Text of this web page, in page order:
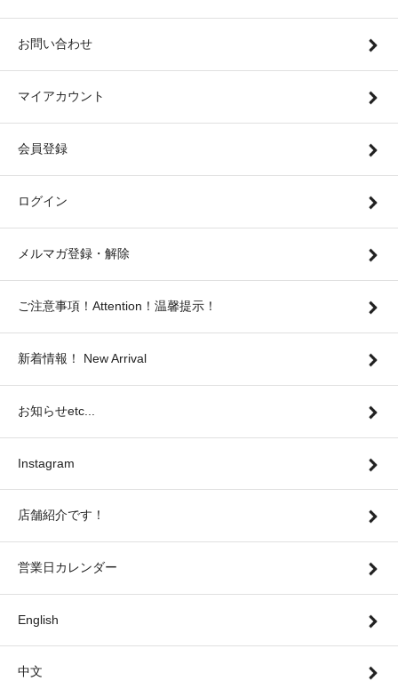
お問い合わせ
マイアカウント
会員登録
ログイン
メルマガ登録・解除
ご注意事項！Attention！温馨提示！
新着情報！ New Arrival
お知らせetc...
Instagram
店舗紹介です！
営業日カレンダー
English
中文